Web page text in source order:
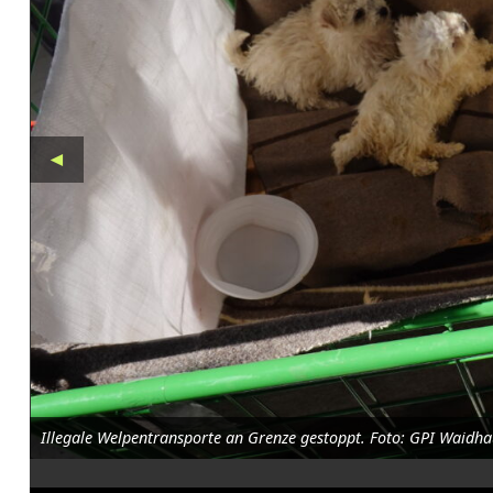
l
e
W
e
l
e
t
r
aIllegale Welpentransporte an Grenze gestoppt. Foto: GPI
◄